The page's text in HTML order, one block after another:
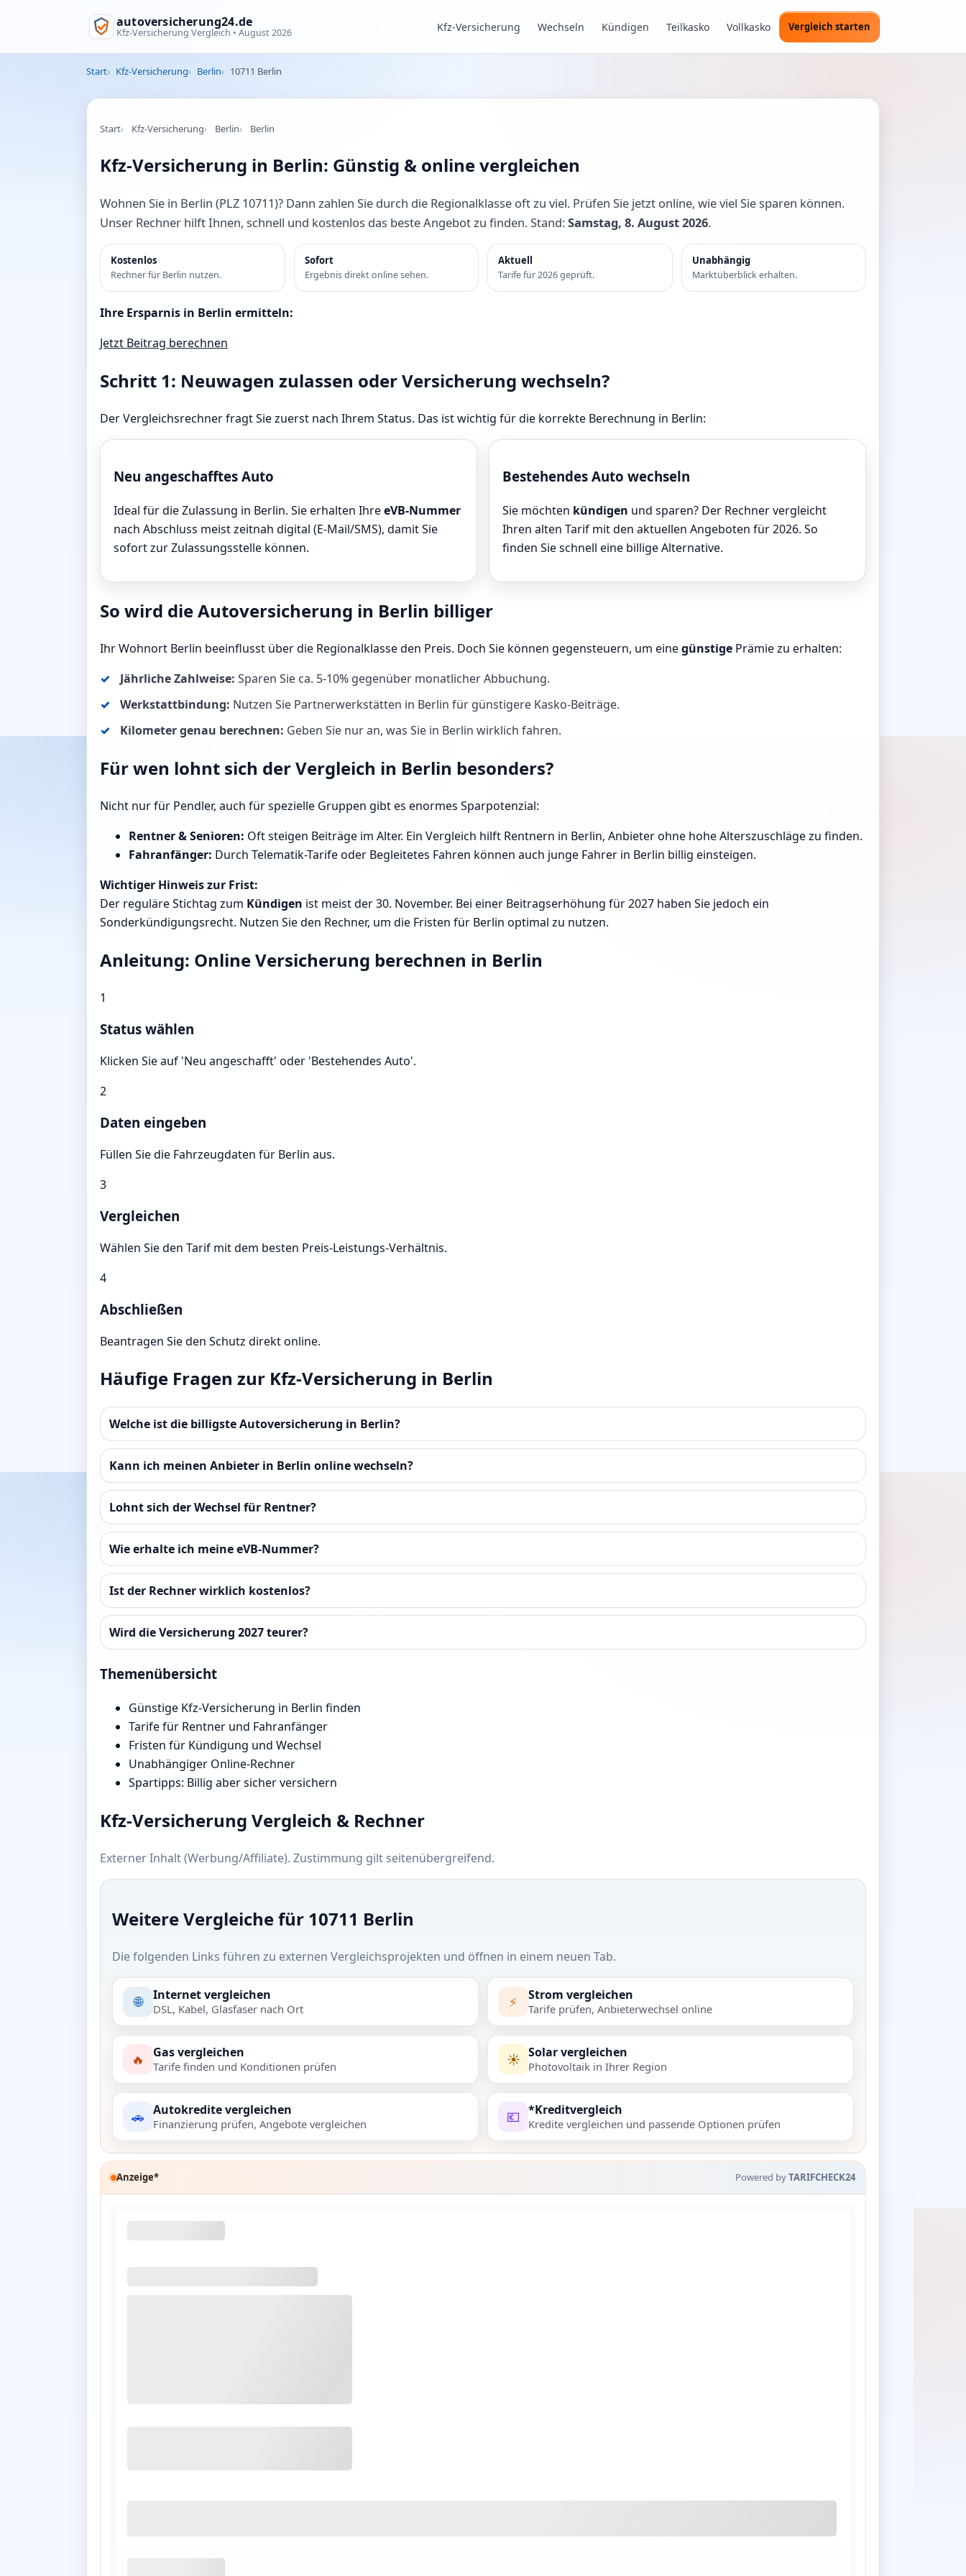
autoversicherung24.de
Kfz-Versicherung Vergleich • August 2026 Kfz-Versicherung Wechseln Kündigen Teilkasko Vollkasko Vergleich starten
Start Kfz-Versicherung Berlin 10711 Berlin
Start Kfz-Versicherung Berlin Berlin
Kfz-Versicherung in Berlin: Günstig & online vergleichen
Wohnen Sie in Berlin (PLZ 10711)? Dann zahlen Sie durch die Regionalklasse oft zu viel. Prüfen Sie jetzt online, wie viel Sie sparen können.
Unser Rechner hilft Ihnen, schnell und kostenlos das beste Angebot zu finden. Stand:Samstag, 8. August 2026.
Kostenlos
Rechner für Berlin nutzen.
Sofort
Ergebnis direkt online sehen.
Aktuell
Tarife für 2026 geprüft.
Unabhängig
Marktüberblick erhalten.
Ihre Ersparnis in Berlin ermitteln:
Jetzt Beitrag berechnen
Schritt 1: Neuwagen zulassen oder Versicherung wechseln?
Der Vergleichsrechner fragt Sie zuerst nach Ihrem Status. Das ist wichtig für die korrekte Berechnung in Berlin:
Neu angeschafftes Auto
Ideal für die Zulassung in Berlin. Sie erhalten IhreeVB-Nummer
nach Abschluss meist zeitnah digital (E-Mail/SMS), damit Sie
sofort zur Zulassungsstelle können.
Bestehendes Auto wechseln
Sie möchten kündigen und sparen? Der Rechner vergleicht
Ihren alten Tarif mit den aktuellen Angeboten für 2026. So
finden Sie schnell eine billige Alternative.
So wird die Autoversicherung in Berlin billiger
Ihr Wohnort Berlin beeinflusst über die Regionalklasse den Preis. Doch Sie können gegensteuern, um einegünstige Prämie zu erhalten:
Jährliche Zahlweise: Sparen Sie ca. 5-10% gegenüber monatlicher Abbuchung.
Werkstattbindung: Nutzen Sie Partnerwerkstätten in Berlin für günstigere Kasko-Beiträge.
Kilometer genau berechnen: Geben Sie nur an, was Sie in Berlin wirklich fahren.
Für wen lohnt sich der Vergleich in Berlin besonders?
Nicht nur für Pendler, auch für spezielle Gruppen gibt es enormes Sparpotenzial:
Rentner & Senioren: Oft steigen Beiträge im Alter. Ein Vergleich hilft Rentnern in Berlin, Anbieter ohne hohe Alterszuschläge zu finden.
Fahranfänger: Durch Telematik-Tarife oder Begleitetes Fahren können auch junge Fahrer in Berlin billig einsteigen.
Wichtiger Hinweis zur Frist:
Der reguläre Stichtag zum Kündigen ist meist der 30. November. Bei einer Beitragserhöhung für 2027 haben Sie jedoch ein
Sonderkündigungsrecht. Nutzen Sie den Rechner, um die Fristen für Berlin optimal zu nutzen.
Anleitung: Online Versicherung berechnen in Berlin
1
Status wählen
Klicken Sie auf 'Neu angeschafft' oder 'Bestehendes Auto'.
2
Daten eingeben
Füllen Sie die Fahrzeugdaten für Berlin aus.
3
Vergleichen
Wählen Sie den Tarif mit dem besten Preis-Leistungs-Verhältnis.
4
Abschließen
Beantragen Sie den Schutz direkt online.
Häufige Fragen zur Kfz-Versicherung in Berlin
Welche ist die billigste Autoversicherung in Berlin?
Kann ich meinen Anbieter in Berlin online wechseln?
Lohnt sich der Wechsel für Rentner?
Wie erhalte ich meine eVB-Nummer?
Ist der Rechner wirklich kostenlos?
Wird die Versicherung 2027 teurer?
Themenübersicht
Günstige Kfz-Versicherung in Berlin finden
Tarife für Rentner und Fahranfänger
Fristen für Kündigung und Wechsel
Unabhängiger Online-Rechner
Spartipps: Billig aber sicher versichern
Kfz-Versicherung Vergleich & Rechner
Externer Inhalt (Werbung/Affiliate). Zustimmung gilt seitenübergreifend.
Weitere Vergleiche für 10711 Berlin
Die folgenden Links führen zu externen Vergleichsprojekten und öffnen in einem neuen Tab.
🌐 Internet vergleichen
DSL, Kabel, Glasfaser nach Ort ⚡ Strom vergleichen
Tarife prüfen, Anbieterwechsel online
🔥 Gas vergleichen
Tarife finden und Konditionen prüfen ☀️ Solar vergleichen
Photovoltaik in Ihrer Region
🚗 Autokredite vergleichen
Finanzierung prüfen, Angebote vergleichen 💶 *Kreditvergleich
Kredite vergleichen und passende Optionen prüfen
Anzeige* Powered byTARIFCHECK24